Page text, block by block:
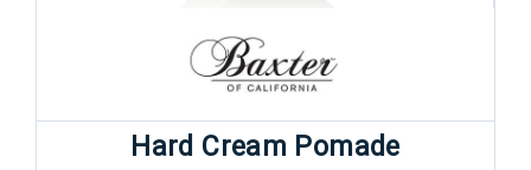
Hard Cream Pomade